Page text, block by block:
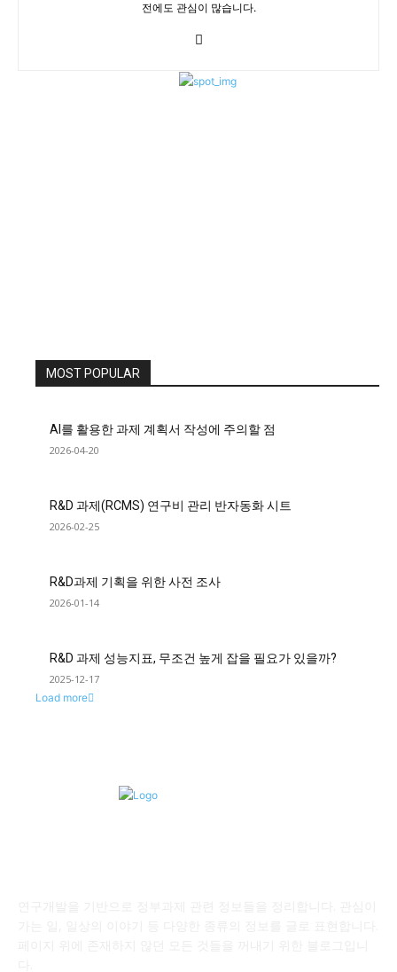
전에도 관심이 많습니다.
MOST POPULAR
AI를 활용한 과제 계획서 작성에 주의할 점
2026-04-20
R&D 과제(RCMS) 연구비 관리 반자동화 시트
2026-02-25
R&D과제 기획을 위한 사전 조사
2026-01-14
R&D 과제 성능지표, 무조건 높게 잡을 필요가 있을까?
2025-12-17
Load more